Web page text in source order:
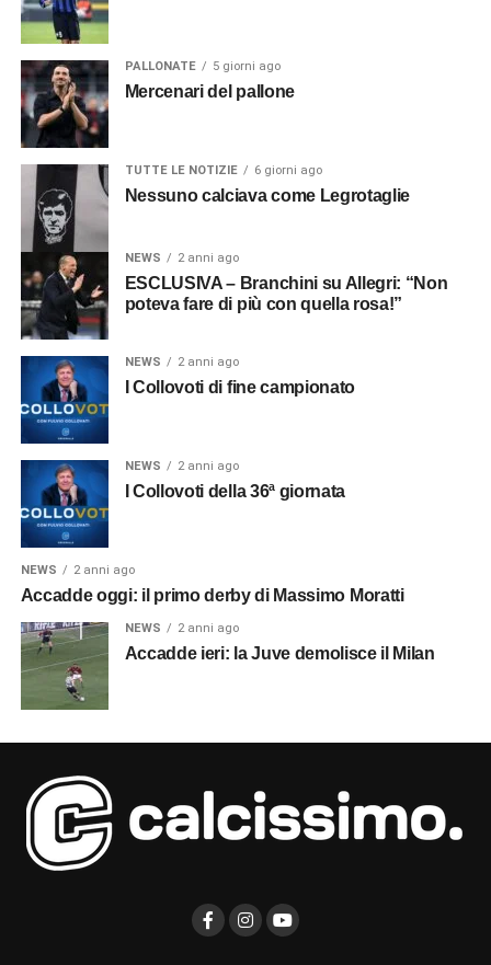
PALLONATE 5 giorni ago
Mercenari del pallone
TUTTE LE NOTIZIE 6 giorni ago
Nessuno calciava come Legrotaglie
NEWS 2 anni ago
ESCLUSIVA – Branchini su Allegri: “Non
poteva fare di più con quella rosa!”
NEWS 2 anni ago
I Collovoti di fine campionato
NEWS 2 anni ago
I Collovoti della 36ª giornata
NEWS 2 anni ago
Accadde oggi: il primo derby di Massimo Moratti
NEWS 2 anni ago
Accadde ieri: la Juve demolisce il Milan